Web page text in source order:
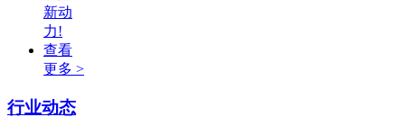
新动
力!
查看
更多 >
行业动态